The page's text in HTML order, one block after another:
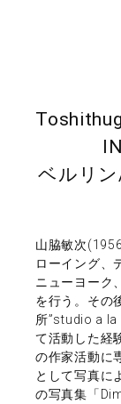
ベルリ
山脇敏次
ローイング、
ニューヨーク
を行う。その
所”studio a la
て活動した経
の作家活動に
として写真に
の写真集「